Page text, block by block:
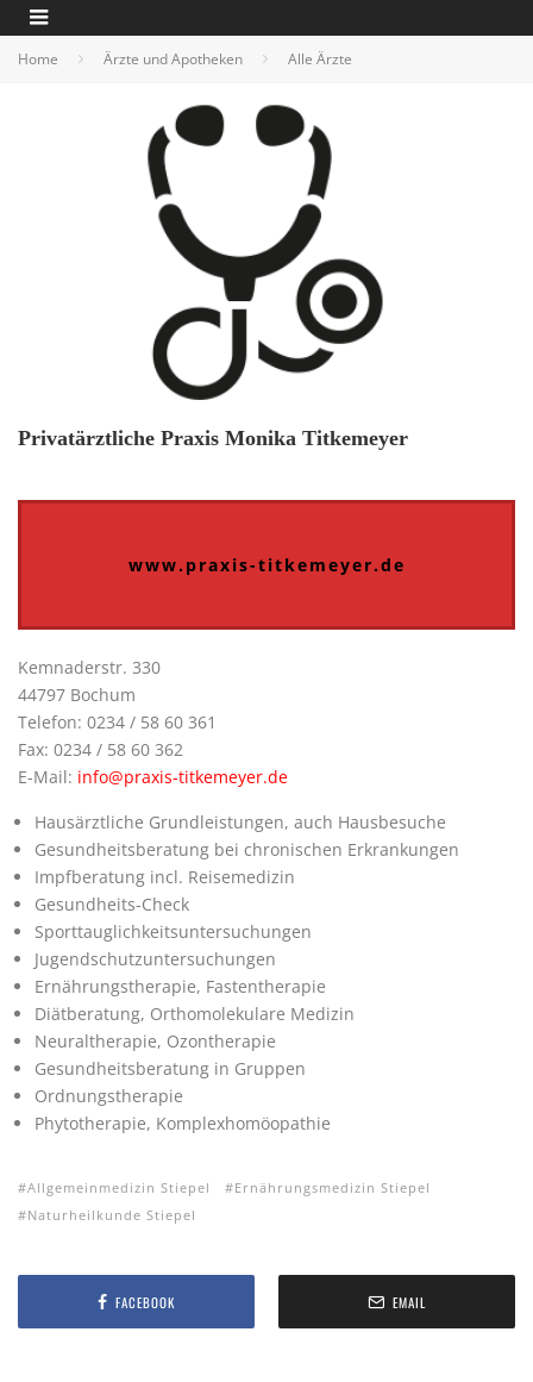
Home Ärzte und Apotheken Alle Ärzte
Privatärztliche Praxis Monika Titkemeyer
www.praxis-titkemeyer.de
Kemnaderstr. 330
44797 Bochum
Telefon: 0234 / 58 60 361
Fax: 0234 / 58 60 362
E-Mail: info@praxis-titkemeyer.de
Hausärztliche Grundleistungen, auch Hausbesuche
Gesundheitsberatung bei chronischen Erkrankungen
Impfberatung incl. Reisemedizin
Gesundheits-Check
Sporttauglichkeitsuntersuchungen
Jugendschutzuntersuchungen
Ernährungstherapie, Fastentherapie
Diätberatung, Orthomolekulare Medizin
Neuraltherapie, Ozontherapie
Gesundheitsberatung in Gruppen
Ordnungstherapie
Phytotherapie, Komplexhomöopathie
Allgemeinmedizin Stiepel
Ernährungsmedizin Stiepel
Naturheilkunde Stiepel
FACEBOOK EMAIL